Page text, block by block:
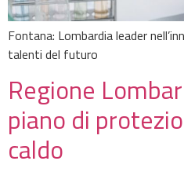
Fontana: Lombardia leader
talenti del futuro
Regione
piano di
caldo